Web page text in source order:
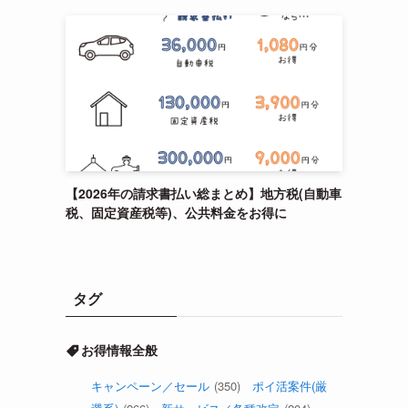
【2026年の請求書払い総まとめ】地方税(自動車
税、固定資産税等)、公共料金をお得に
タグ
お得情報全般
キャンペーン／セール (350)
ポイ活案件(厳